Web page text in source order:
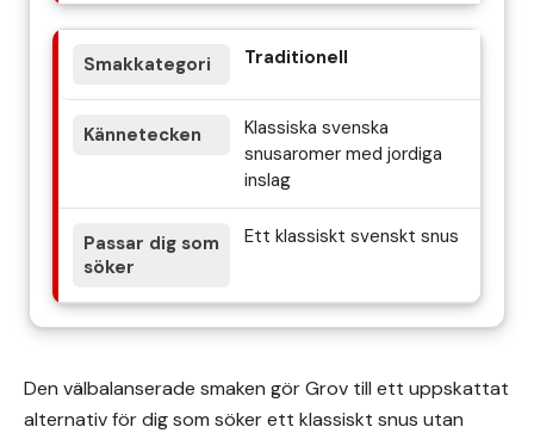
Traditionell
Klassiska svenska
snusaromer med jordiga
inslag
Ett klassiskt svenskt snus
Den välbalanserade smaken gör Grov till ett uppskattat
alternativ för dig som söker ett klassiskt snus utan